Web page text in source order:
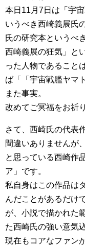
本日11月7日は「宇
いうべき西崎義展氏
氏の研究本というべ
西崎義展の狂気」と
った人物であること
ば「「宇宙戦艦ヤマ
また事実。
改めてご冥福をお祈
さて、西崎氏の代表
間違いありませんが
と思っている西崎作
ア」です。
私自身はこの作品は
んだことがあるだけ
が、小説で描かれた
た西崎氏の強い意気
現在もコアなファン